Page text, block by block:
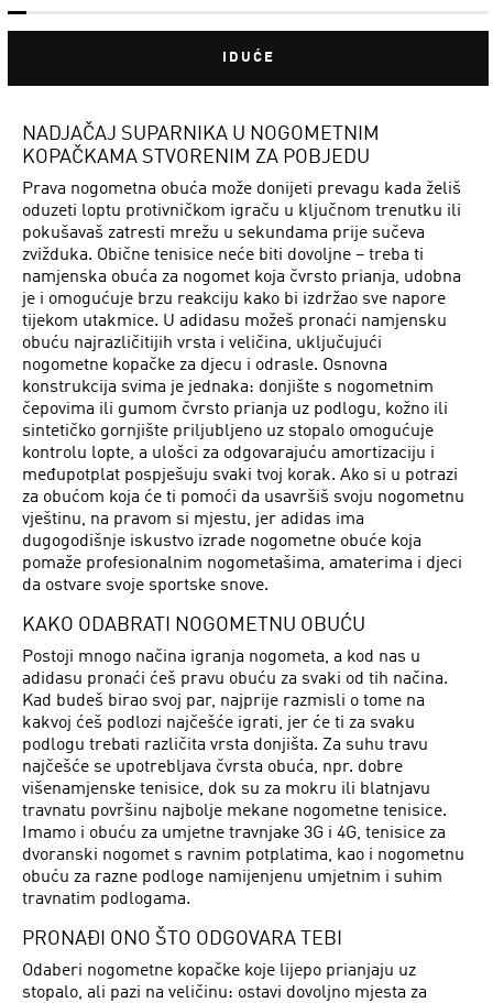
IDUĆE
NADJAČAJ SUPARNIKA U NOGOMETNIM
KOPAČKAMA STVORENIM ZA POBJEDU
Prava nogometna obuća može donijeti prevagu kada želiš
oduzeti loptu protivničkom igraču u ključnom trenutku ili
pokušavaš zatresti mrežu u sekundama prije sučeva
zvižduka. Obične tenisice neće biti dovoljne – treba ti
namjenska obuća za nogomet koja čvrsto prianja, udobna
je i omogućuje brzu reakciju kako bi izdržao sve napore
tijekom utakmice. U adidasu možeš pronaći namjensku
obuću najrazličitijih vrsta i veličina, uključujući
nogometne kopačke za djecu i odrasle. Osnovna
konstrukcija svima je jednaka: donjište s nogometnim
čepovima ili gumom čvrsto prianja uz podlogu, kožno ili
sintetičko gornjište priljubljeno uz stopalo omogućuje
kontrolu lopte, a ulošci za odgovarajuću amortizaciju i
međupotplat pospješuju svaki tvoj korak. Ako si u potrazi
za obućom koja će ti pomoći da usavršiš svoju nogometnu
vještinu, na pravom si mjestu, jer adidas ima
dugogodišnje iskustvo izrade nogometne obuće koja
pomaže profesionalnim nogometašima, amaterima i djeci
da ostvare svoje sportske snove.
KAKO ODABRATI NOGOMETNU OBUĆU
Postoji mnogo načina igranja nogometa, a kod nas u
adidasu pronaći ćeš pravu obuću za svaki od tih načina.
Kad budeš birao svoj par, najprije razmisli o tome na
kakvoj ćeš podlozi najčešće igrati, jer će ti za svaku
podlogu trebati različita vrsta donjišta. Za suhu travu
najčešće se upotrebljava čvrsta obuća, npr. dobre
višenamjenske tenisice, dok su za mokru ili blatnjavu
travnatu površinu najbolje mekane nogometne tenisice.
Imamo i obuću za umjetne travnjake 3G i 4G, tenisice za
dvoranski nogomet s ravnim potplatima, kao i nogometnu
obuću za razne podloge namijenjenu umjetnim i suhim
travnatim podlogama.
PRONAĐI ONO ŠTO ODGOVARA TEBI
Odaberi nogometne kopačke koje lijepo prianjaju uz
stopalo, ali pazi na veličinu: ostavi dovoljno mjesta za